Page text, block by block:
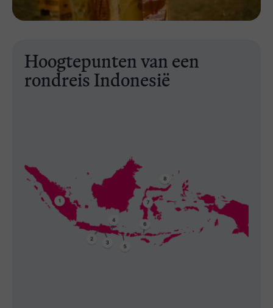
Hoogtepunten van een
rondreis Indonesië